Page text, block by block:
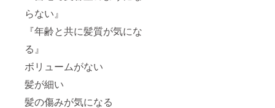
らない』
『年齢と共に髪質が気にな
る』
ボリュームがない
髪が細い
髪の傷みが気になる